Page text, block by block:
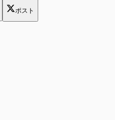
ポスト